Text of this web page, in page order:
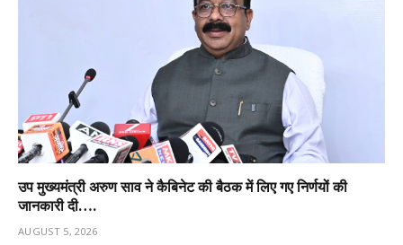
उप मुख्यमंत्री अरुण साव ने कैबिनेट की बैठक में लिए गए निर्णयों की
जानकारी दी….
AUGUST 5, 2026